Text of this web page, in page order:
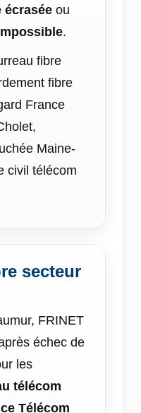
écrasée ou
.
fibre
fibre
France
Maine-
civil télécom
secteur
FRINET
échec de
les
télécom
Télécom